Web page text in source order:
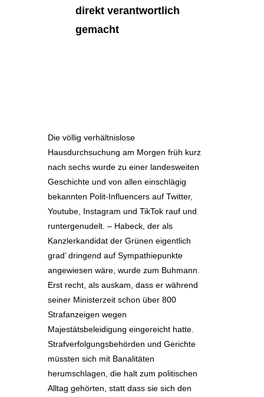
direkt verantwortlich
gemacht
Die völlig verhältnislose
Hausdurchsuchung am Morgen früh kurz
nach sechs wurde zu einer landesweiten
Geschichte und von allen einschlägig
bekannten Polit-Influencers auf Twitter,
Youtube, Instagram und TikTok rauf und
runtergenudelt. – Habeck, der als
Kanzlerkandidat der Grünen eigentlich
grad’ dringend auf Sympathiepunkte
angewiesen wäre, wurde zum Buhmann.
Erst recht, als auskam, dass er während
seiner Ministerzeit schon über 800
Strafanzeigen wegen
Majestätsbeleidigung eingereicht hatte.
Strafverfolgungsbehörden und Gerichte
müssten sich mit Banalitäten
herumschlagen, die halt zum politischen
Alltag gehörten, statt dass sie sich den